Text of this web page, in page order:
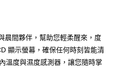
)免運費
)免運費
晨間夥伴，幫助您輕柔醒來，度
顯示螢幕，確保任何時刻皆能清
溫度與濕度感測器，讓您隨時掌